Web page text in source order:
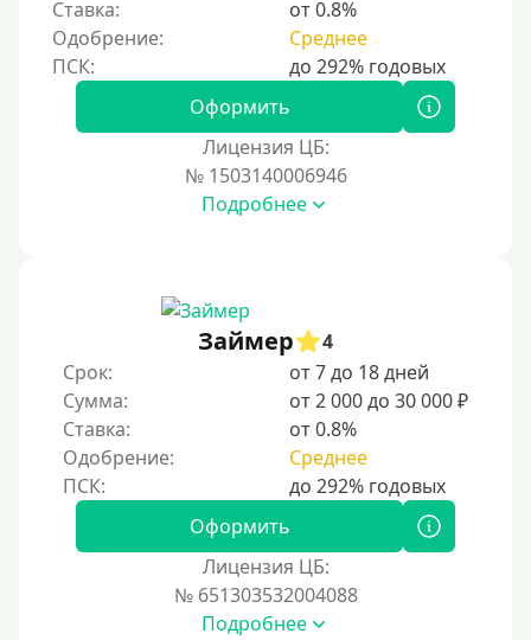
По военному билету
По водительскому удостоверению
Без СНИЛСа
Без подтверждения дохода
Без справок и поручителей
Без посредников
Процент
С пролонгацией (продлением)
Под высокий процент
Ставка:
от 0.8%
Одобрение:
Среднее
Оформить
Лицензия ЦБ:
№ 1503140006946
Подробнее
Займер
4
Срок:
от 7 до 18 дней
Сумма:
от 2 000 до 30 000 ₽
Ставка:
от 0.8%
Одобрение:
Среднее
Оформить
Лицензия ЦБ:
№ 651303532004088
Подробнее